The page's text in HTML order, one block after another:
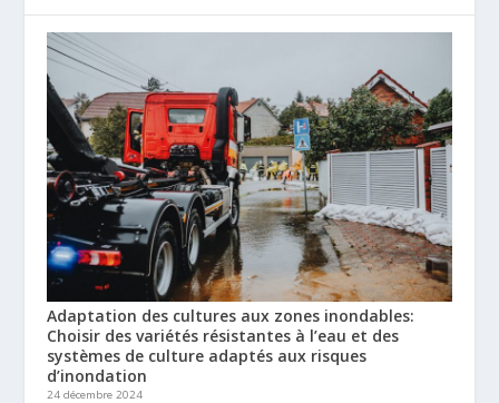
Adaptation des cultures aux zones inondables:
Choisir des variétés résistantes à l’eau et des
systèmes de culture adaptés aux risques
d’inondation
24 décembre 2024